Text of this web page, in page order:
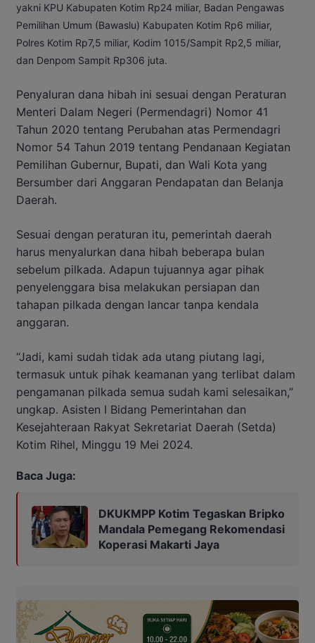
yakni KPU Kabupaten Kotim Rp24 miliar, Badan Pengawas
Pemilihan Umum (Bawaslu) Kabupaten Kotim Rp6 miliar,
Polres Kotim Rp7,5 miliar, Kodim 1015/Sampit Rp2,5 miliar,
dan Denpom Sampit Rp306 juta.
Penyaluran dana hibah ini sesuai dengan Peraturan
Menteri Dalam Negeri (Permendagri) Nomor 41
Tahun 2020 tentang Perubahan atas Permendagri
Nomor 54 Tahun 2019 tentang Pendanaan Kegiatan
Pemilihan Gubernur, Bupati, dan Wali Kota yang
Bersumber dari Anggaran Pendapatan dan Belanja
Daerah.
Sesuai dengan peraturan itu, pemerintah daerah
harus menyalurkan dana hibah beberapa bulan
sebelum pilkada. Adapun tujuannya agar pihak
penyelenggara bisa melakukan persiapan dan
tahapan pilkada dengan lancar tanpa kendala
anggaran.
“Jadi, kami sudah tidak ada utang piutang lagi,
termasuk untuk pihak keamanan yang terlibat dalam
pengamanan pilkada semua sudah kami selesaikan,”
ungkap. Asisten I Bidang Pemerintahan dan
Kesejahteraan Rakyat Sekretariat Daerah (Setda)
Kotim Rihel, Minggu 19 Mei 2024.
Baca Juga:
DKUKMPP Kotim Tegaskan Bripko
Mandala Pemegang Rekomendasi
Koperasi Makarti Jaya